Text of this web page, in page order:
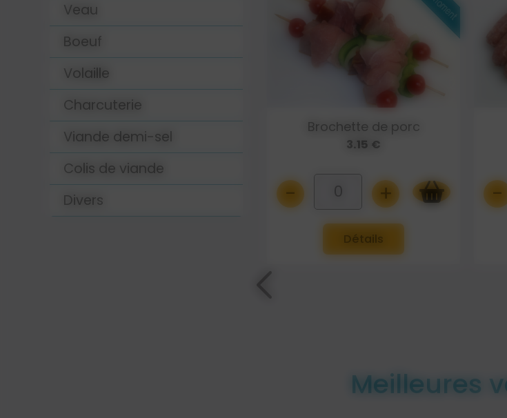
Veau
Boeuf
Volaille
Charcuterie
Viande demi-sel
Colis de viande
Divers
Brochette de porc
3.15 €
- 0 +
Chipolatas
6.20 € 500gr
- 0 +
Détails
-
Meilleures